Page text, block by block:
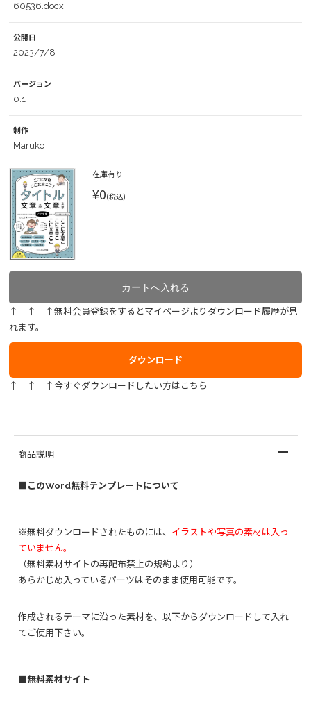
60536.docx
公開日
2023/7/8
バージョン
0.1
制作
Maruko
在庫有り
¥0(税込)
↑ ↑ ↑無料会員登録をするとマイページよりダウンロード履歴が見
れます。
ダウンロード
↑ ↑ ↑今すぐダウンロードしたい方はこちら
商品説明
■このWord無料テンプレートについて
※無料ダウンロードされたものには、 イラストや写真の素材は入っ
ていません。
（無料素材サイトの再配布禁止の規約より）
あらかじめ入っているパーツはそのまま使用可能です。
作成されるテーマに沿った素材を、以下からダウンロードして入れ
てご使用下さい。
■無料素材サイト